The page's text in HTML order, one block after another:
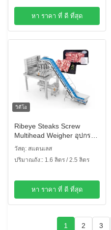
หา ราคา ที่ ดี ที่สุด
วิดีโอ
Ribeye Steaks Screw
Multihead Weigher อุปกรณ์
บรรจุกล่องพลาสติก
วัสดุ: สแตนเลส
ปริมาณถัง:: 1.6 ลิตร / 2.5 ลิตร
หา ราคา ที่ ดี ที่สุด
1 2 3